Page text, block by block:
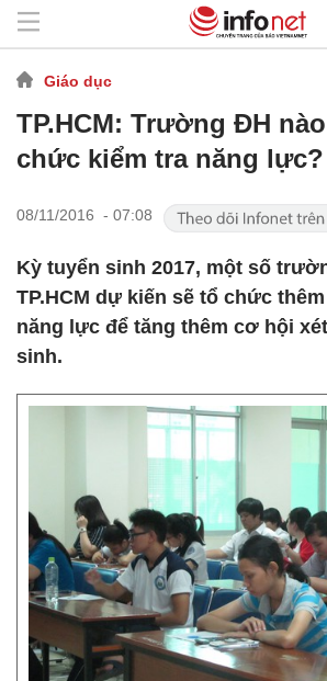
Giáo dục
TP.HCM: Trường ĐH
chức kiểm tra năng lực?
08/11/2016 - 07:08
Kỳ tuyển sinh 2017, một số
TP.HCM dự kiến sẽ tổ chức
năng lực để tăng thêm cơ hội
sinh.